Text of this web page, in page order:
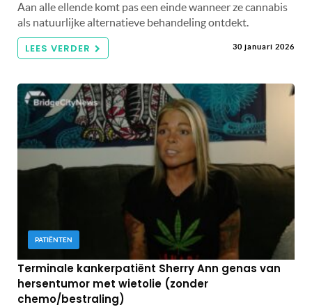
Aan alle ellende komt pas een einde wanneer ze cannabis
als natuurlijke alternatieve behandeling ontdekt.
LEES VERDER 30 januari 2026
PATIËNTEN
Terminale kankerpatiënt Sherry Ann genas van
hersentumor met wietolie (zonder
chemo/bestraling)